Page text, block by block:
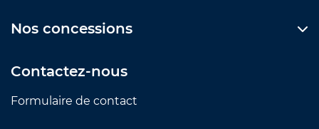
Nos concessions
Contactez-nous
Formulaire de contact